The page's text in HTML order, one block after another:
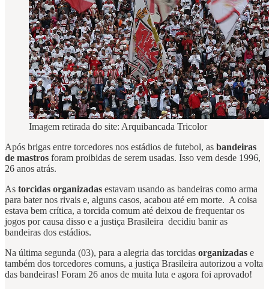
Imagem retirada do site: Arquibancada Tricolor
Após brigas entre torcedores nos estádios de futebol, as bandeiras
de mastros foram proibidas de serem usadas. Isso vem desde 1996,
26 anos atrás.
As torcidas organizadas estavam usando as bandeiras como arma
para bater nos rivais e, alguns casos, acabou até em morte. A coisa
estava bem crítica, a torcida comum até deixou de frequentar os
jogos por causa disso e a justiça Brasileira decidiu banir as
bandeiras dos estádios.
Na última segunda (03), para a alegria das torcidas organizadas e
também dos torcedores comuns, a justiça Brasileira autorizou a volta
das bandeiras! Foram 26 anos de muita luta e agora foi aprovado!